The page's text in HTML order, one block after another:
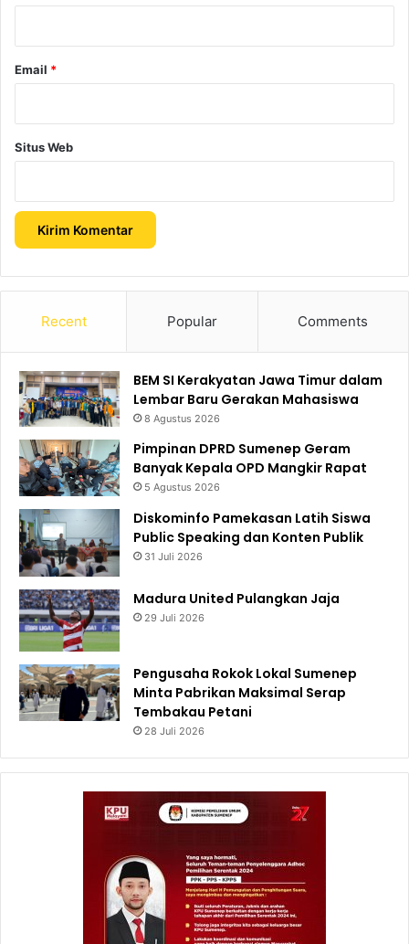
Email *
Situs Web
Recent Popular Comments
BEM SI Kerakyatan Jawa Timur dalam
Lembar Baru Gerakan Mahasiswa
8 Agustus 2026
Pimpinan DPRD Sumenep Geram
Banyak Kepala OPD Mangkir Rapat
5 Agustus 2026
Diskominfo Pamekasan Latih Siswa
Public Speaking dan Konten Publik
31 Juli 2026
Madura United Pulangkan Jaja
29 Juli 2026
Pengusaha Rokok Lokal Sumenep
Minta Pabrikan Maksimal Serap
Tembakau Petani
28 Juli 2026